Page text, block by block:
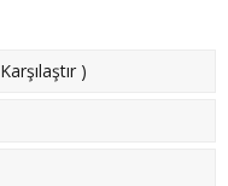
Karşılaştır )